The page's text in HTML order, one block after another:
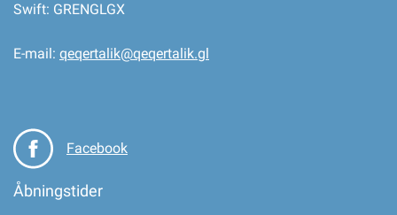
Swift: GRENGLGX
E-mail: qeqertalik@qeqertalik.gl
Facebook
Åbningstider